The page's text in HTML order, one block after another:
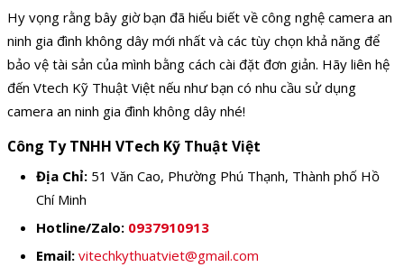
Hy vọng rằng bây giờ bạn đã hiểu biết về công nghệ camera an
ninh gia đình không dây mới nhất và các tùy chọn khả năng để
bảo vệ tài sản của mình bằng cách cài đặt đơn giản. Hãy liên hệ
đến Vtech Kỹ Thuật Việt nếu như bạn có nhu cầu sử dụng
camera an ninh gia đình không dây nhé!
Công Ty TNHH VTech Kỹ Thuật Việt
Địa Chỉ: 51 Văn Cao, Phường Phú Thạnh, Thành phố Hồ
Chí Minh
Hotline/Zalo: 0937910913
Email: vitechkythuatviet@gmail.com